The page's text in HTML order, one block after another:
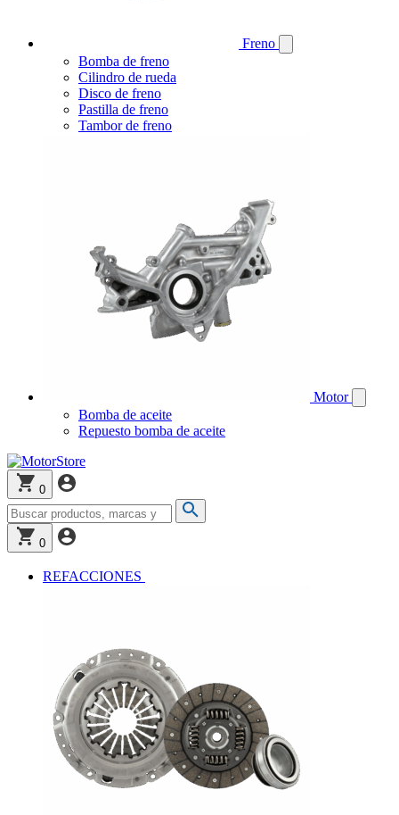
Freno
Bomba de freno
Cilindro de rueda
Disco de freno
Pastilla de freno
Tambor de freno
Motor
Bomba de aceite
Repuesto bomba de aceite
0
0
REFACCIONES